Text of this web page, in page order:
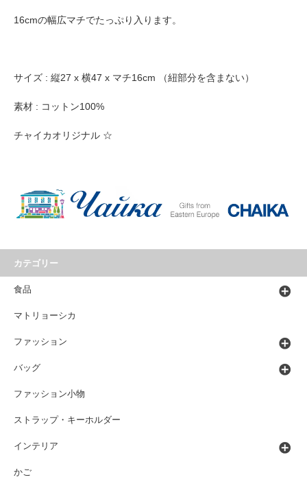
16cmの幅広マチでたっぷり入ります。
サイズ : 縦27 x 横47 x マチ16cm （紐部分を含まない）
素材 : コットン100%
チャイカオリジナル ☆
カテゴリー
食品
マトリョーシカ
ファッション
バッグ
ファッション小物
ストラップ・キーホルダー
インテリア
かご